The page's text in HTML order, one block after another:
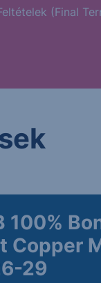
(Final
100%
Copper
29